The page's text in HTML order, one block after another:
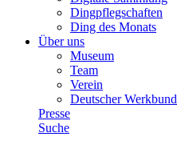
Dingpflegschaften
Ding des Monats
Über uns
Museum
Team
Verein
Deutscher Werkbund
Presse
Suche